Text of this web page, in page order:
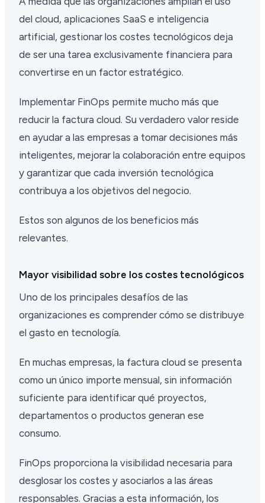
del cloud, aplicaciones SaaS e inteligencia
artificial, gestionar los costes tecnológicos deja
de ser una tarea exclusivamente financiera para
convertirse en un factor estratégico.
Implementar FinOps permite mucho más que
reducir la factura cloud. Su verdadero valor reside
en ayudar a las empresas a tomar decisiones más
inteligentes, mejorar la colaboración entre equipos
y garantizar que cada inversión tecnológica
contribuya a los objetivos del negocio.
Estos son algunos de los beneficios más
relevantes.
Mayor visibilidad sobre los costes tecnológicos
Uno de los principales desafíos de las
organizaciones es comprender cómo se distribuye
el gasto en tecnología.
En muchas empresas, la factura cloud se presenta
como un único importe mensual, sin información
suficiente para identificar qué proyectos,
departamentos o productos generan ese
consumo.
FinOps proporciona la visibilidad necesaria para
desglosar los costes y asociarlos a las áreas
responsables. Gracias a esta información, los